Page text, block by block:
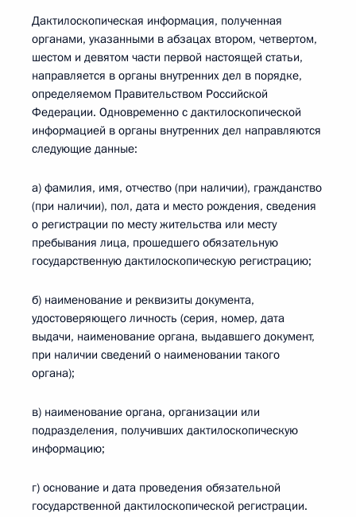
Дактилоскопическая информация, полученная
органами, указанными в абзацах втором, четвертом,
шестом и девятом части первой настоящей статьи,
направляется в органы внутренних дел в порядке,
определяемом Правительством Российской
Федерации. Одновременно с дактилоскопической
информацией в органы внутренних дел направляются
следующие данные:
а) фамилия, имя, отчество (при наличии), гражданство
(при наличии), пол, дата и место рождения, сведения
о регистрации по месту жительства или месту
пребывания лица, прошедшего обязательную
государственную дактилоскопическую регистрацию;
б) наименование и реквизиты документа,
удостоверяющего личность (серия, номер, дата
выдачи, наименование органа, выдавшего документ,
при наличии сведений о наименовании такого
органа);
в) наименование органа, организации или
подразделения, получивших дактилоскопическую
информацию;
г) основание и дата проведения обязательной
государственной дактилоскопической регистрации.